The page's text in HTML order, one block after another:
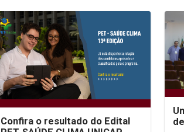
Confira o resultado do Edital